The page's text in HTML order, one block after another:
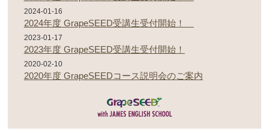
2024-01-16
2024年度 GrapeSEED受講生受付開始！
2023-01-17
2023年度 GrapeSEED受講生受付開始！
2020-02-10
2020年度 GrapeSEEDコース説明会のご案内